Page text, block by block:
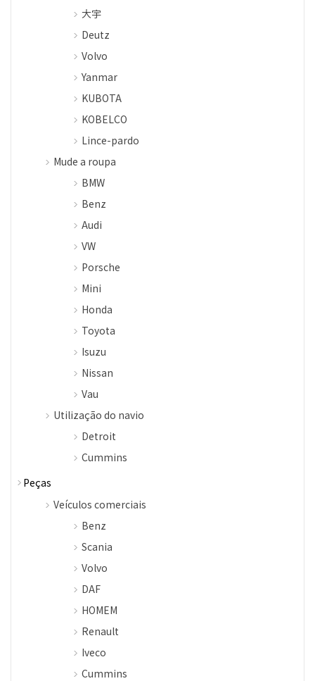
大宇
Deutz
Volvo
Yanmar
KUBOTA
KOBELCO
Lince-pardo
Mude a roupa
BMW
Benz
Audi
VW
Porsche
Mini
Honda
Toyota
Isuzu
Nissan
Vau
Utilização do navio
Detroit
Cummins
Peças
Veículos comerciais
Benz
Scania
Volvo
DAF
HOMEM
Renault
Iveco
Cummins